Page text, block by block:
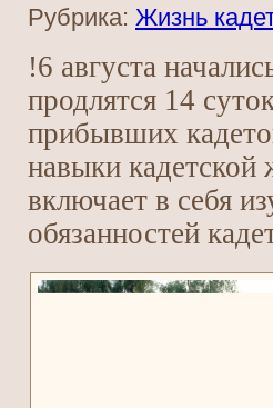
Рубрика: Жизнь
!6 августа
продлятся 14
прибывших
навыки
включает в себя
обязанностей